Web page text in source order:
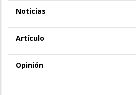
Noticias
Artículo
Opinión